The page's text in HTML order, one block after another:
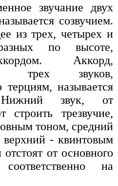
звучание двух
созвучием.
из трех, четырех и
по высоте,
Аккорд,
трех звуков,
называется
звук, от
строить трезвучие,
тоном, средний
- квинтовым
от основного
на